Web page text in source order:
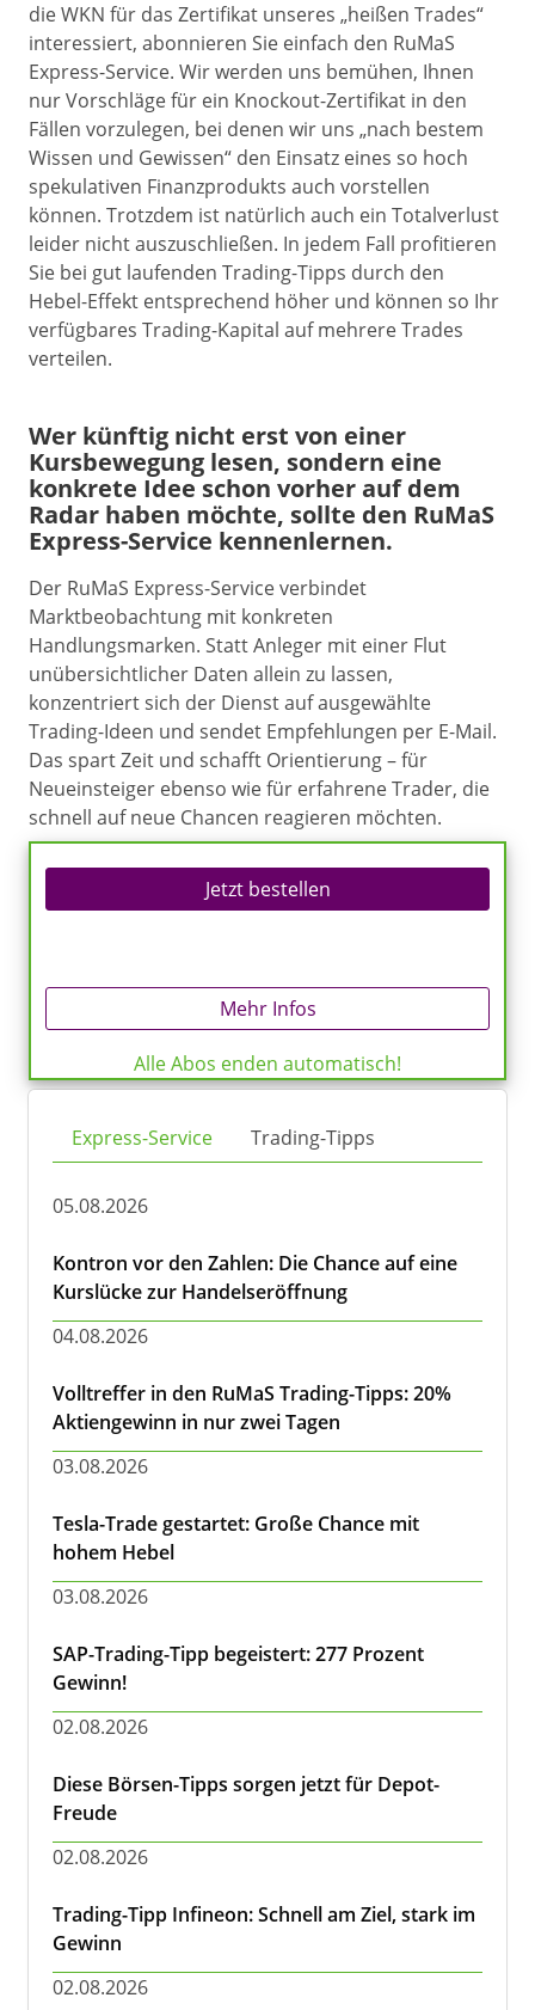
die WKN für das Zertifikat unseres „heißen Trades“
interessiert, abonnieren Sie einfach den RuMaS
Express-Service. Wir werden uns bemühen, Ihnen
nur Vorschläge für ein Knockout-Zertifikat in den
Fällen vorzulegen, bei denen wir uns „nach bestem
Wissen und Gewissen“ den Einsatz eines so hoch
spekulativen Finanzprodukts auch vorstellen
können. Trotzdem ist natürlich auch ein Totalverlust
leider nicht auszuschließen. In jedem Fall profitieren
Sie bei gut laufenden Trading-Tipps durch den
Hebel-Effekt entsprechend höher und können so Ihr
verfügbares Trading-Kapital auf mehrere Trades
verteilen.
Wer künftig nicht erst von einer
Kursbewegung lesen, sondern eine
konkrete Idee schon vorher auf dem
Radar haben möchte, sollte den RuMaS
Express-Service kennenlernen.
Der RuMaS Express-Service verbindet
Marktbeobachtung mit konkreten
Handlungsmarken. Statt Anleger mit einer Flut
unübersichtlicher Daten allein zu lassen,
konzentriert sich der Dienst auf ausgewählte
Trading-Ideen und sendet Empfehlungen per E-Mail.
Das spart Zeit und schafft Orientierung – für
Neueinsteiger ebenso wie für erfahrene Trader, die
schnell auf neue Chancen reagieren möchten.
Jetzt bestellen
Mehr Infos
Alle Abos enden automatisch!
Express-Service Trading-Tipps
05.08.2026
Kontron vor den Zahlen: Die Chance auf eine
Kurslücke zur Handelseröffnung
04.08.2026
Volltreffer in den RuMaS Trading-Tipps: 20%
Aktiengewinn in nur zwei Tagen
03.08.2026
Tesla-Trade gestartet: Große Chance mit
hohem Hebel
03.08.2026
SAP-Trading-Tipp begeistert: 277 Prozent
Gewinn!
02.08.2026
Diese Börsen-Tipps sorgen jetzt für Depot-
Freude
02.08.2026
Trading-Tipp Infineon: Schnell am Ziel, stark im
Gewinn
02.08.2026